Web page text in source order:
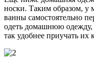
носки. Таким образом, у
ванны самостоятельно
одеть домашнюю одежду,
так удобнее приучать их